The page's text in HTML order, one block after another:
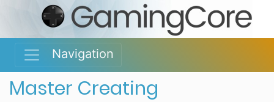
Navigation
Master Creating